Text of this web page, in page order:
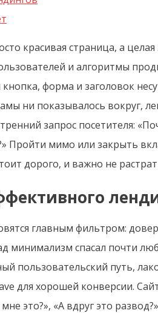
красивая страница, а
и алгоритмы
форма и заголовок
ни показывалось вокруг,
запрос посетителя:
Пройти мимо или закрыть
дорого, и важно не
главным фильтром:
минимализм спасал почти
пользовательский путь,
для хорошей конверсии.
это?», «А вдруг это